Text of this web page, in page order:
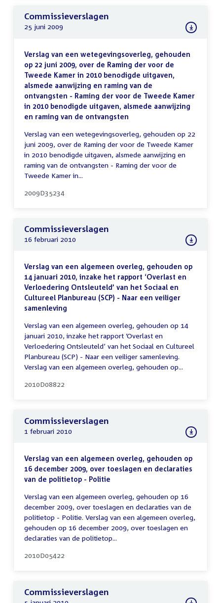
Commissieverslagen
25 juni 2009
Verslag van een wetegevingsoverleg, gehouden
op 22 juni 2009, over de Raming der voor de
Tweede Kamer in 2010 benodigde uitgaven,
alsmede aanwijzing en raming van de
ontvangsten - Raming der voor de Tweede Kamer
in 2010 benodigde uitgaven, alsmede aanwijzing
en raming van de ontvangsten
Verslag van een wetegevingsoverleg, gehouden op 22
juni 2009, over de Raming der voor de Tweede Kamer
in 2010 benodigde uitgaven, alsmede aanwijzing en
raming van de ontvangsten - Raming der voor de
Tweede Kamer in...
2009D35234
Commissieverslagen
16 februari 2010
Verslag van een algemeen overleg, gehouden op
14 januari 2010, inzake het rapport ‘Overlast en
Verloedering Ontsleuteld’ van het Sociaal en
Cultureel Planbureau (SCP) - Naar een veiliger
samenleving
Verslag van een algemeen overleg, gehouden op 14
januari 2010, inzake het rapport ‘Overlast en
Verloedering Ontsleuteld’ van het Sociaal en Cultureel
Planbureau (SCP) - Naar een veiliger samenleving.
Verslag van een algemeen overleg, gehouden op...
2010D08822
Commissieverslagen
1 februari 2010
Verslag van een algemeen overleg, gehouden op
16 december 2009, over toeslagen en declaraties
van de politietop - Politie
Verslag van een algemeen overleg, gehouden op 16
december 2009, over toeslagen en declaraties van de
politietop - Politie. Verslag van een algemeen overleg,
gehouden op 16 december 2009, over toeslagen en
declaraties van de politietop...
2010D05422
Commissieverslagen